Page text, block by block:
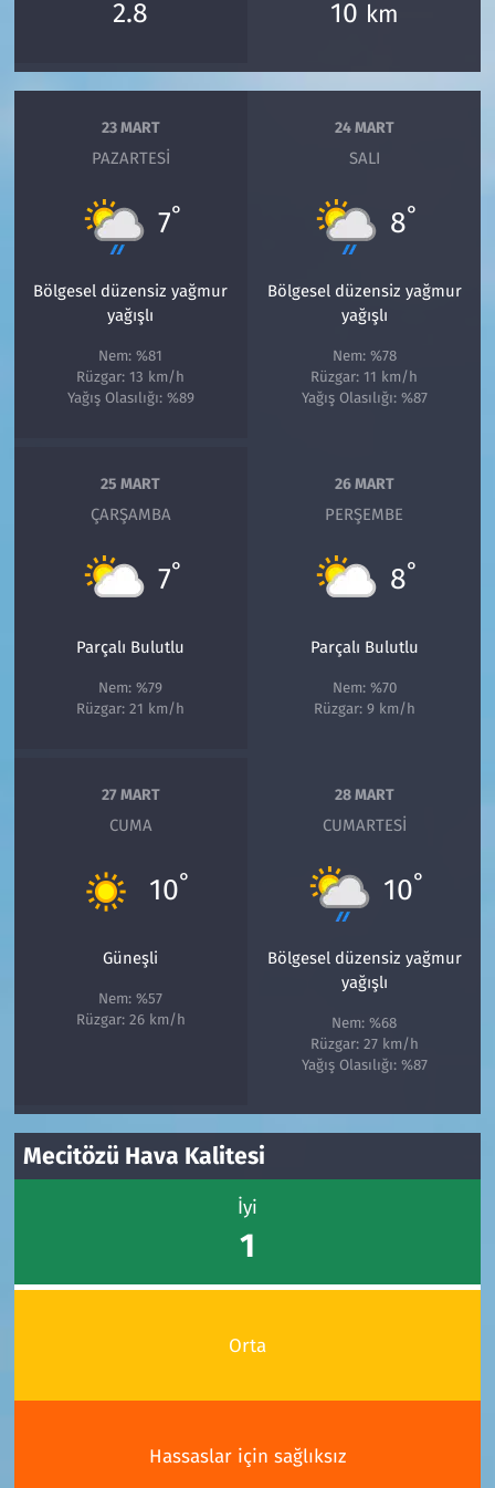
2.8 10 km
23 MART
PAZARTESI
7°
Bölgesel düzensiz yağmur
yağışlı
Nem: %81
Rüzgar: 13 km/h
Yağış Olasılığı: %89
24 MART
SALI
8°
Bölgesel düzensiz yağmur
yağışlı
Nem: %78
Rüzgar: 11 km/h
Yağış Olasılığı: %87
25 MART
ÇARŞAMBA
7°
Parçalı Bulutlu
Nem: %79
Rüzgar: 21 km/h
26 MART
PERŞEMBE
8°
Parçalı Bulutlu
Nem: %70
Rüzgar: 9 km/h
27 MART
CUMA
10°
Güneşli
Nem: %57
Rüzgar: 26 km/h
28 MART
CUMARTESI
10°
Bölgesel düzensiz yağmur
yağışlı
Nem: %68
Rüzgar: 27 km/h
Yağış Olasılığı: %87
Mecitözü Hava Kalitesi
İyi
1
Orta
Hassaslar için sağlıksız